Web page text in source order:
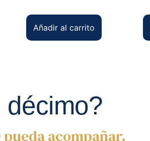
Añadir al carrito
acompañar.